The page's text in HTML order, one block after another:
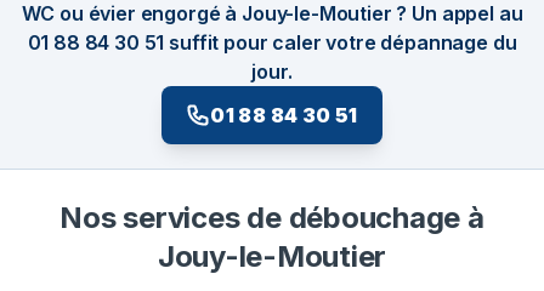
WC ou évier engorgé à Jouy-le-Moutier ? Un appel au
01 88 84 30 51 suffit pour caler votre dépannage du
jour.
01 88 84 30 51
Nos services de débouchage à
Jouy-le-Moutier